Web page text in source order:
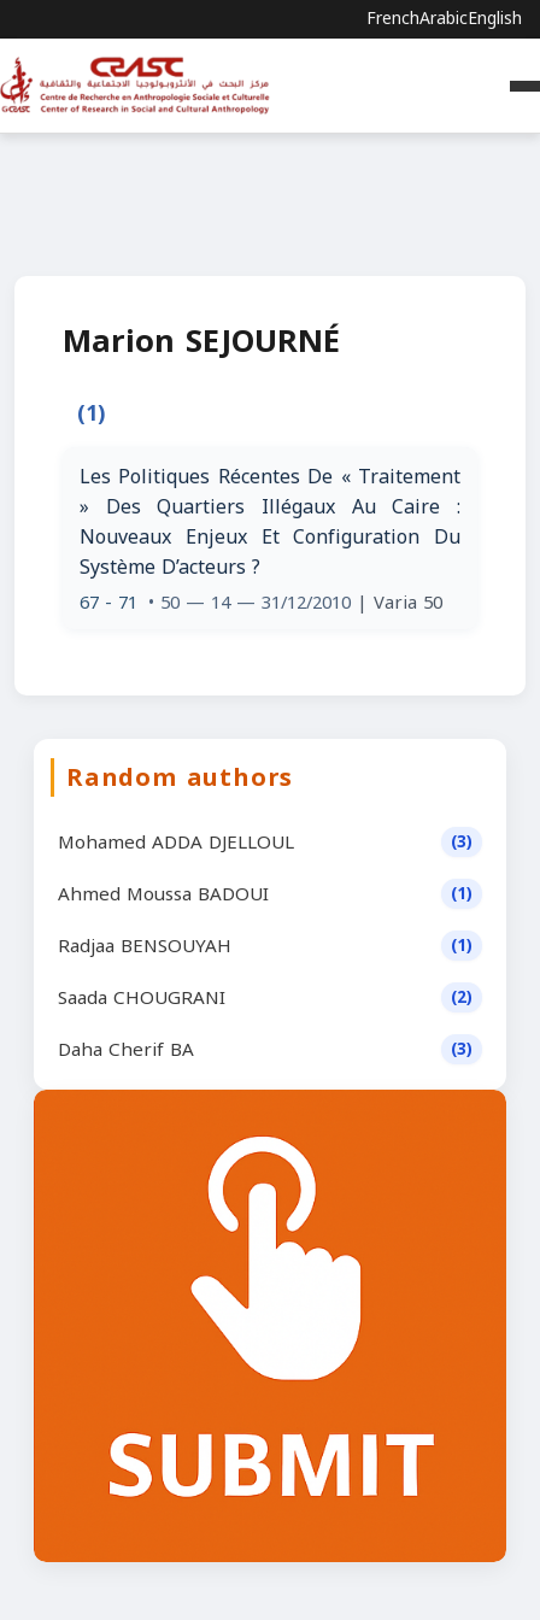
FrenchArabicEnglish
Marion SEJOURNÉ
(1)
Les Politiques Récentes De « Traitement
» Des Quartiers Illégaux Au Caire :
Nouveaux Enjeux Et Configuration Du
Système D’acteurs ?
67 - 71 • 50 — 14 — 31/12/2010 | Varia 50
Random authors
Mohamed ADDA DJELLOUL (3)
Ahmed Moussa BADOUI (1)
Radjaa BENSOUYAH (1)
Saada CHOUGRANI (2)
Daha Cherif BA (3)